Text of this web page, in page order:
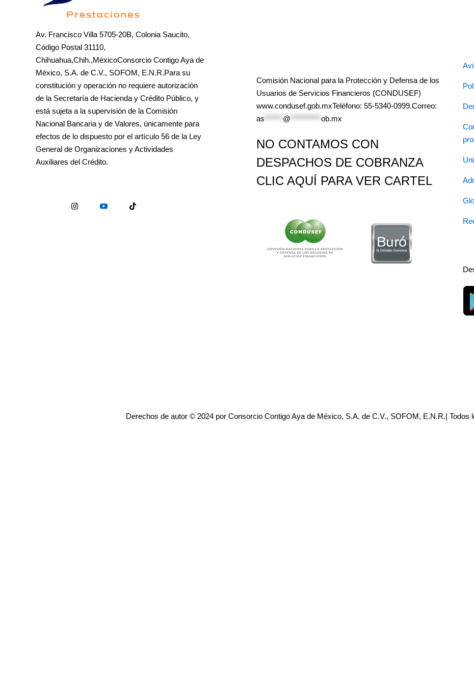
Av. Francisco Villa 5705-20B, Colonia Saucito,
Código Postal 31110,
Chihuahua,Chih.,MéxicoConsorcio Contigo Aya de
México, S.A. de C.V., SOFOM, E.N.R.Para su
constitución y operación no requiere autorización
de la Secretaría de Hacienda y Crédito Público, y
está sujeta a la supervisión de la Comisión
Nacional Bancaria y de Valores, únicamente para
efectos de lo dispuesto por el artículo 56 de la Ley
General de Organizaciones y Actividades
Auxiliares del Crédito.
Comisión Nacional para la Protección y Defensa de los
Usuarios de Servicios Financieros (CONDUSEF)
www.condusef.gob.mxTeléfono: 55-5340-0999.Correo:
as
@ ob.mx
NO CONTAMOS CON
DESPACHOS DE COBRANZA
CLIC AQUÍ PARA VER CARTEL
Derechos de autor © 2024 por Consorcio Contigo Aya de México, S.A. de C.V., SOFOM, E.N.R.| Todos